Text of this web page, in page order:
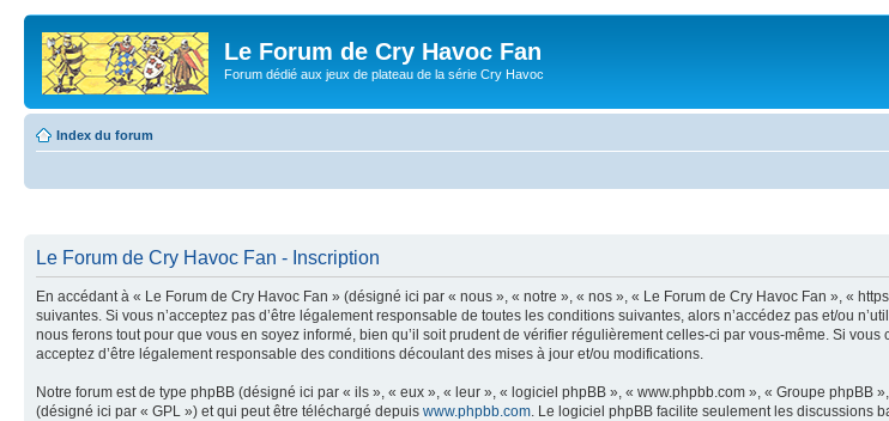
Le Forum de Cry Havoc Fan
Forum dédié aux jeux de plateau de la série Cry Havoc
Index du forum
Le Forum de Cry Havoc Fan - Inscription
En accédant à « Le Forum de Cry Havoc Fan » (désigné ici par « nous », « notre », « nos », « Le Forum de Cry Havoc Fan », «
suivantes. Si vous n’acceptez pas d’être légalement responsable de toutes les conditions suivantes, alors n’accédez pas et/ou
nous ferons tout pour que vous en soyez informé, bien qu’il soit prudent de vérifier régulièrement celles-ci par vous-même. Si
acceptez d’être légalement responsable des conditions découlant des mises à jour et/ou modifications.
Notre forum est de type phpBB (désigné ici par « ils », « eux », « leur », « logiciel phpBB », « www.phpbb.com », « Groupe
(désigné ici par « GPL ») et qui peut être téléchargé depuis www.phpbb.com. Le logiciel phpBB facilite seulement les discussions